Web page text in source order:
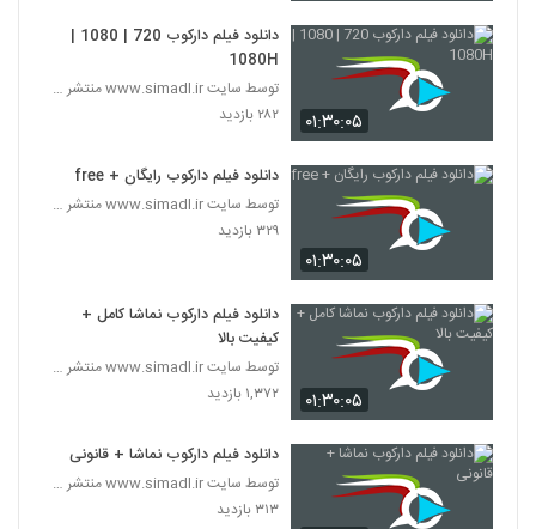
۰۱:۳۰:۰۵
دانلود فیلم دارکوب 720 | 1080 |
1080H
توسط سایت www.simadl.ir منتشر شد | امروز 11 آبان
۲۸۲ بازدید
۰۱:۳۰:۰۵
دانلود فیلم دارکوب رایگان + free
توسط سایت www.simadl.ir منتشر شد | امروز 11 آبان
۳۲۹ بازدید
۰۱:۳۰:۰۵
دانلود فیلم دارکوب نماشا کامل +
کیفیت بالا
توسط سایت www.simadl.ir منتشر شد | امروز 11 آبان
۱,۳۷۲ بازدید
دانلود فیلم دارکوب نماشا + قانونی
توسط سایت www.simadl.ir منتشر شد | امروز 11 آبان
۳۱۳ بازدید